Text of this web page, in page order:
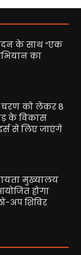
के साथ “एक
का
चरण को लेकर 8
के विकास
से लिए जाएंगे
मुख्यालय
होगा
अप शिविर